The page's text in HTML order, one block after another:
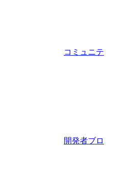
コミュニテ
開発者ブロ